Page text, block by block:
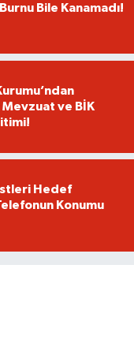
Bile Kanamadı!
Mevzuat ve BİK
Hedef
Konumu